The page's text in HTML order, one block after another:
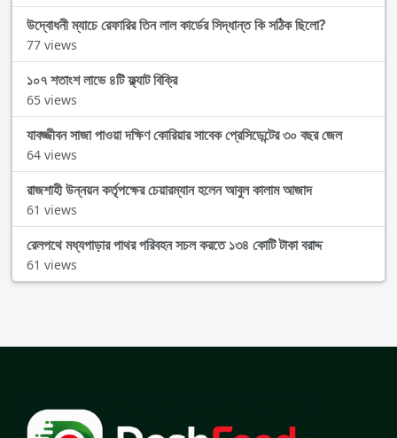
উদ্বোধনী ম্যাচে রেফারির তিন লাল কার্ডের সিদ্ধান্ত কি সঠিক ছিলো?
77 views
১০৭ শতাংশ লাভে ৪টি ফ্ল্যাট বিক্রি
65 views
যাবজ্জীবন সাজা পাওয়া দক্ষিণ কোরিয়ার সাবেক প্রেসিডেন্টের ৩০ বছর জেল
64 views
রাজশাহী উন্নয়ন কর্তৃপক্ষের চেয়ারম্যান হলেন আবুল কালাম আজাদ
61 views
রেলপথে মধ্যপাড়ার পাথর পরিবহন সচল করতে ১৩৪ কোটি টাকা বরাদ্দ
61 views